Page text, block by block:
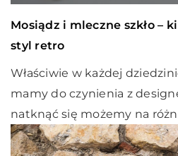
Mosiądz i mleczne szkło –
styl retro
Właściwie w każdej
mamy do czynienia z
natknąć się możemy na